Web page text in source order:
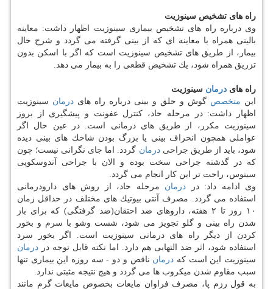
راه های تشخیص سینوزیت
وی درباره راه های تشخیص بیماری سینوزیت اظهار داشت: معاینه
بالینی همراه با معاینه ای كه از بینی گرفته می گردد و شرح حال
بیمار، از طریق های تشخیص سینوزیت است كه اگر با اسكن بدون
تزریق همراه شود، یك تشخیص قطعی را به بیمار می دهد.
راه های درمان سینوزیت
این متخصص گوش و حلق و بینی درباره راه های درمان سینوزیت
اظهار داشت: در مرحله حاد، كنترل عفونت و پیشگیری از بروز
سینوزیت مكرر، از طریق های درمانی است. در عین حال اگر
عواملی همچون انحراف بینی یا بزرگ بودن شاخك های بینی دیده
شود، باید از طریق جراحیدرمان گردد. اما جای نگرانی نیست؛ چون
كه در گذشته جراحی سخت بوده و الان با جراحی آندوسكوپی
سینوس، راحت تر این كار انجام می گردد.
وی ادامه داد: در درمان مرحله حاد، از روش های دارودرمانی
استفاده می گردد. مصرف آنتی بیوتیك های مختلف در حداقل زمان
۱۰ روز تا ۲ هفته، داروهای ضد احتقان(ضد گرفتگی) كه برای باز
شدن راه بینی و گلو تجویز می شود، شست وشو با سرم و بخور
كردن از دیگر راه های درمانی سینوزیت است. اگر بخور سرد
استفاده شود، اثر ضد التهابی هم دارد. اما نكته قابل توجه در درمان
سینوزیت این است كه درمان ناقص و دو - سه روزه این بیماری تنها
سبب مقاوم شدن میكروب ها می گردد و هیچ نتیجه مثبتی ندارد.
به قول رزم پا، مصرف فراوان مایعات بخصوص مایعات گرم مانند